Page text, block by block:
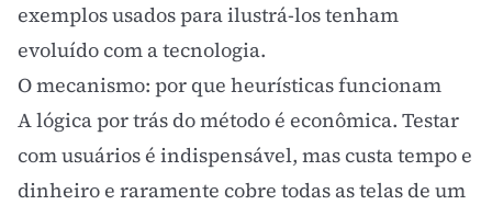
exemplos usados para ilustrá-los tenham
evoluído com a tecnologia.
O mecanismo: por que heurísticas funcionam
A lógica por trás do método é econômica. Testar
com usuários é indispensável, mas custa tempo e
dinheiro e raramente cobre todas as telas de um